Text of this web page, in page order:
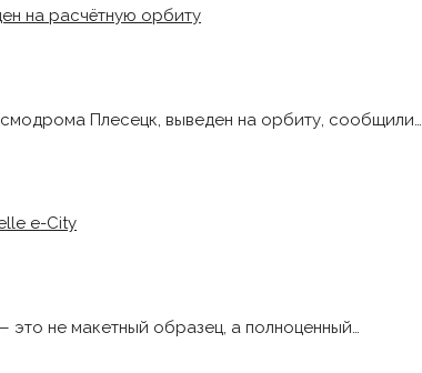
Плесецк, выведен на орбиту, сообщили…
не макетный образец, а полноценный…